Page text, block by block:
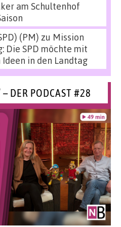
am Schultenhof
(PM) zu Mission
Die SPD möchte mit
in den Landtag
– DER PODCAST #28